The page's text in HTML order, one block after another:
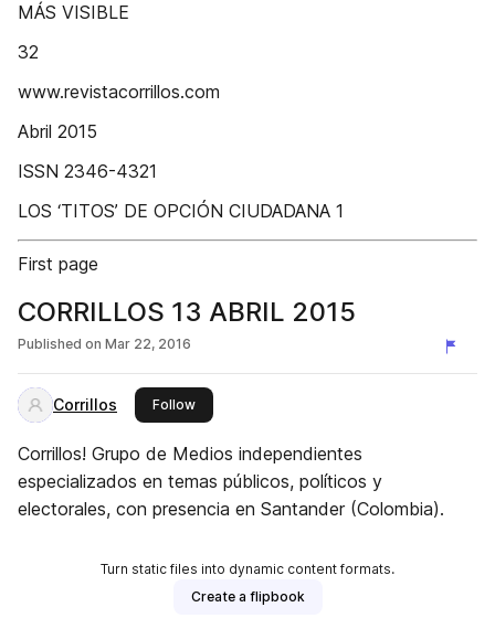
MÁS VISIBLE
32
www.revistacorrillos.com
Abril 2015
ISSN 2346-4321
LOS ‘TITOS’ DE OPCIÓN CIUDADANA 1
First page
CORRILLOS 13 ABRIL 2015
Published on Mar 22, 2016
Corrillos Followthis publisher
Corrillos! Grupo de Medios independientes
especializados en temas públicos, políticos y
electorales, con presencia en Santander (Colombia).
Turn static files into dynamic content formats.
Create a flipbook